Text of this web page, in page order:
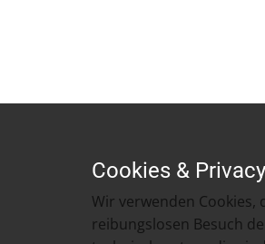
Cookies & Privacy
​​Wir verwenden Cookies,
reibungslosen Besuch